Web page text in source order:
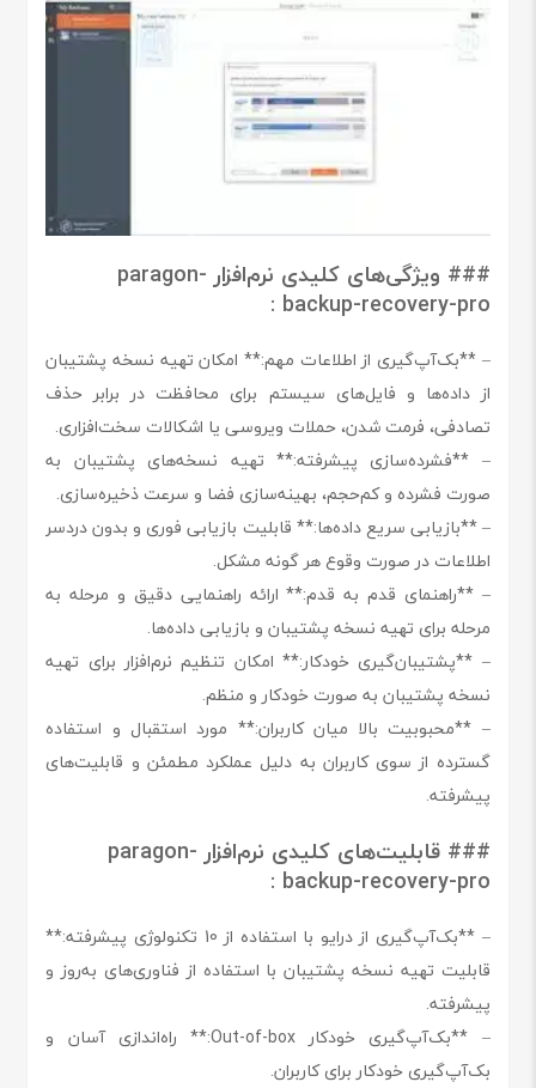
### ویژگی‌های کلیدی نرم‌افزار paragon-
backup-recovery-pro :
– **بک‌آپ‌گیری از اطلاعات مهم:** امکان تهیه نسخه پشتیبان
از داده‌ها و فایل‌های سیستم برای محافظت در برابر حذف
تصادفی، فرمت شدن، حملات ویروسی یا اشکالات سخت‌افزاری.
– **فشرده‌سازی پیشرفته:** تهیه نسخه‌های پشتیبان به
صورت فشرده و کم‌حجم، بهینه‌سازی فضا و سرعت ذخیره‌سازی.
– **بازیابی سریع داده‌ها:** قابلیت بازیابی فوری و بدون دردسر
اطلاعات در صورت وقوع هر گونه مشکل.
– **راهنمای قدم به قدم:** ارائه راهنمایی دقیق و مرحله به
مرحله برای تهیه نسخه پشتیبان و بازیابی داده‌ها.
– **پشتیبان‌گیری خودکار:** امکان تنظیم نرم‌افزار برای تهیه
نسخه پشتیبان به صورت خودکار و منظم.
– **محبوبیت بالا میان کاربران:** مورد استقبال و استفاده
گسترده از سوی کاربران به دلیل عملکرد مطمئن و قابلیت‌های
پیشرفته.
### قابلیت‌های کلیدی نرم‌افزار paragon-
backup-recovery-pro :
– **بک‌آپ‌گیری از درایو با استفاده از 10 تکنولوژی پیشرفته:**
قابلیت تهیه نسخه پشتیبان با استفاده از فناوری‌های به‌روز و
پیشرفته.
– **بک‌آپ‌گیری خودکار Out-of-box:** راه‌اندازی آسان و
بک‌آپ‌گیری خودکار برای کاربران.